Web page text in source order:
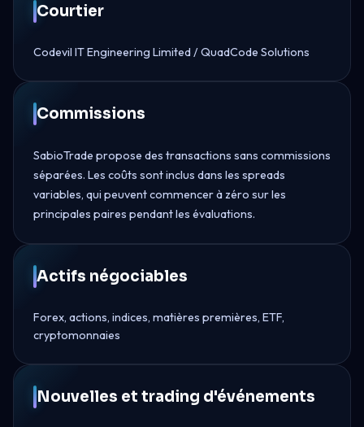
Courtier
Codevil IT Engineering Limited / QuadCode Solutions
Commissions
SabioTrade propose des transactions sans commissions
séparées. Les coûts sont inclus dans les spreads
variables, qui peuvent commencer à zéro sur les
principales paires pendant les évaluations.
Actifs négociables
Forex, actions, indices, matières premières, ETF,
cryptomonnaies
Nouvelles et trading d'événements